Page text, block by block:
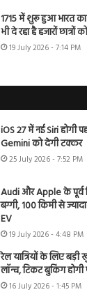
1715 में शुरू हुआ भारत
भी दे रहा है हजारों छात्रों
19 July 2026 - 7:14 PM
iOS 27 में नई Siri होगी
Gemini को देगी टक्कर
25 July 2026 - 7:52 PM
Audi और Apple के पूर्व
बग्गी, 100 किमी से
EV
19 July 2026 - 4:48 PM
रेल यात्रियों के लिए
लॉन्च, टिकट बुकिंग
16 July 2026 - 1:45 PM